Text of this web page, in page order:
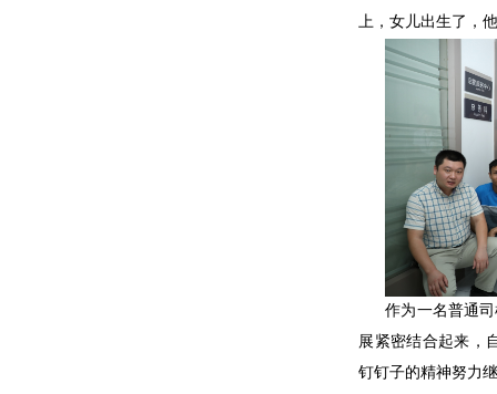
上，女儿出生了，
作为一名普通
展紧密结合起来，
钉钉子的精神努力